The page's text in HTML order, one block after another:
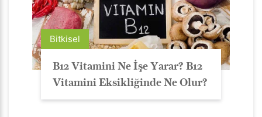
Bitkisel
B12 Vitamini Ne İşe Yarar? B12
Vitamini Eksikliğinde Ne Olur?